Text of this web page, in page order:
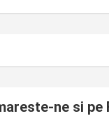
ne si pe